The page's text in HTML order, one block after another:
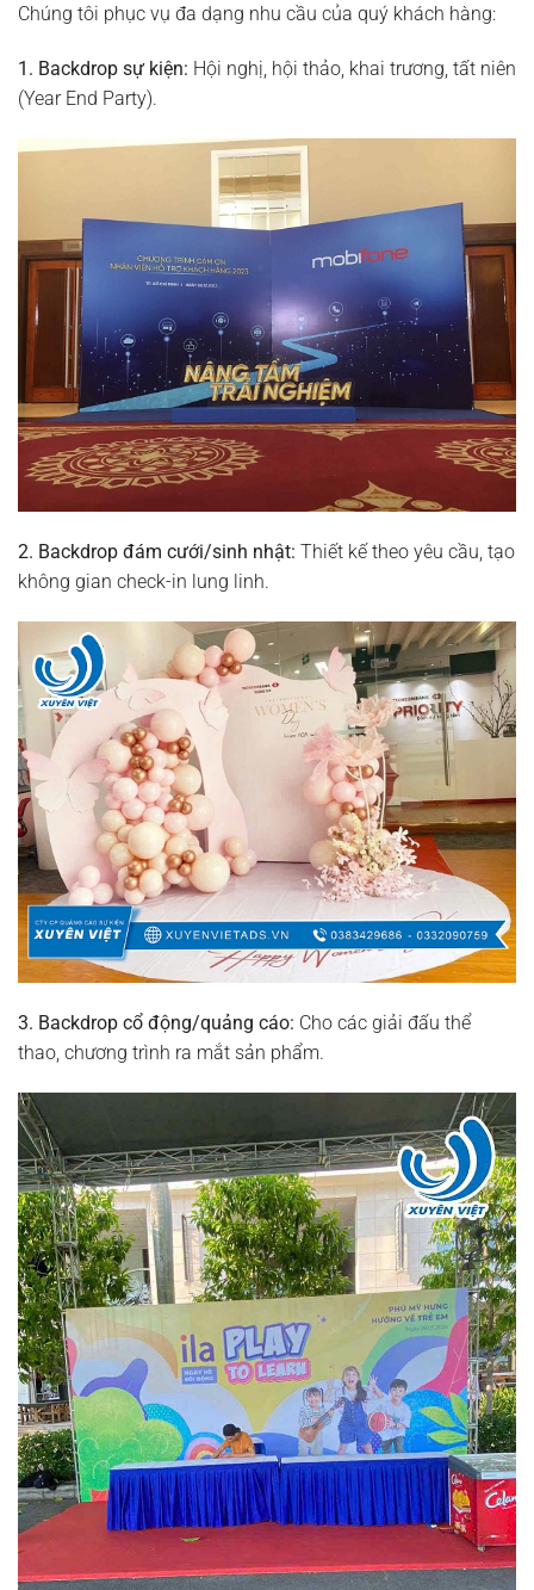
Chúng tôi phục vụ đa dạng nhu cầu của quý khách hàng:
1. Backdrop sự kiện: Hội nghị, hội thảo, khai trương, tất niên
(Year End Party).
2. Backdrop đám cưới/sinh nhật: Thiết kế theo yêu cầu, tạo
không gian check-in lung linh.
3. Backdrop cổ động/quảng cáo: Cho các giải đấu thể
thao, chương trình ra mắt sản phẩm.